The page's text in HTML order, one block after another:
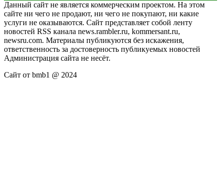
Данный сайт не является коммерческим проектом. На этом
сайте ни чего не продают, ни чего не покупают, ни какие
услуги не оказываются. Сайт представляет собой ленту
новостей RSS канала news.rambler.ru, kommersant.ru,
newsru.com. Материалы публикуются без искажения,
ответственность за достоверность публикуемых новостей
Администрация сайта не несёт.
Сайт от bmb1 @ 2024